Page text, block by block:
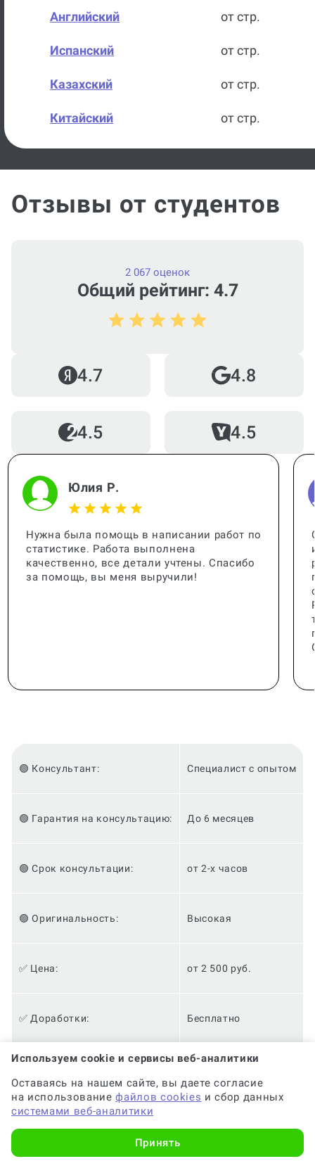
Английский от стр.
Испанский от стр.
Казахский от стр.
Китайский от стр.
Немецкий от стр.
Отзывы от студентов
Общий рейтинг: 4.7
2 067 оценок
4.7 4.8
4.5 4.5
Юлия Р.
Нужна была помощь в написании работ по
статистике. Работа выполнена
качественно, все детали учтены. Спасибо
за помощь, вы меня выручили!
🟢 Консультант: Специалист с опытом
🟢 Гарантия на консультацию: До 6 месяцев
🟢 Срок консультации: от 2-х часов
🟢 Оригинальность: Высокая
✅ Цена: от 2 500 руб.
✅ Доработки: Бесплатно
✅ Анонимность:
✅ Кешбэк за консультацию:
Используем cookie и сервисы веб-аналитики
Оставаясь на нашем сайте, вы даете согласие
на использованиефайлов cookies и сбор данных
системами веб-аналитики
Принять